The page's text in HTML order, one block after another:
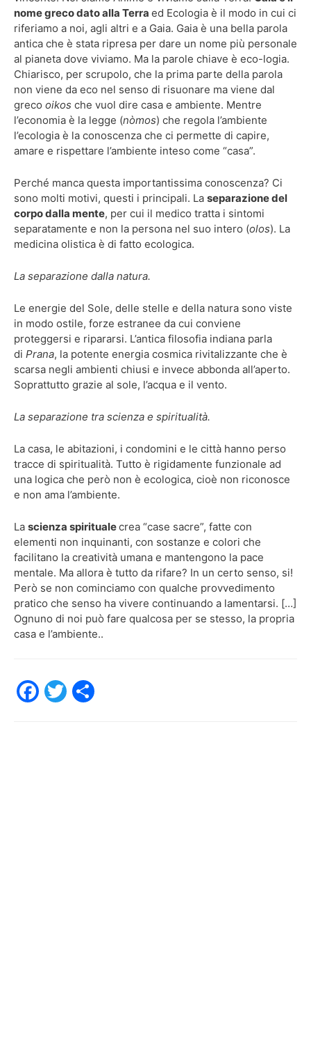
nome greco dato alla Terra ed Ecologia è il modo in cui ci
riferiamo a noi, agli altri e a Gaia. Gaia è una bella parola
antica che è stata ripresa per dare un nome più personale
al pianeta dove viviamo. Ma la parole chiave è eco-logia.
Chiarisco, per scrupolo, che la prima parte della parola
non viene da eco nel senso di risuonare ma viene dal
greco oikos che vuol dire casa e ambiente. Mentre
l’economia è la legge (nòmos) che regola l’ambiente
l’ecologia è la conoscenza che ci permette di capire,
amare e rispettare l’ambiente inteso come “casa”.
Perché manca questa importantissima conoscenza? Ci
sono molti motivi, questi i principali. La separazione del
corpo dalla mente, per cui il medico tratta i sintomi
separatamente e non la persona nel suo intero (olos). La
medicina olistica è di fatto ecologica.
La separazione dalla natura.
Le energie del Sole, delle stelle e della natura sono viste
in modo ostile, forze estranee da cui conviene
proteggersi e ripararsi. L’antica filosofia indiana parla
di Prana, la potente energia cosmica rivitalizzante che è
scarsa negli ambienti chiusi e invece abbonda all’aperto.
Soprattutto grazie al sole, l’acqua e il vento.
La separazione tra scienza e spiritualità.
La casa, le abitazioni, i condomini e le città hanno perso
tracce di spiritualità. Tutto è rigidamente funzionale ad
una logica che però non è ecologica, cioè non riconosce
e non ama l’ambiente.
La scienza spiritualecrea “case sacre”, fatte con
elementi non inquinanti, con sostanze e colori che
facilitano la creatività umana e mantengono la pace
mentale. Ma allora è tutto da rifare? In un certo senso, si!
Però se non cominciamo con qualche provvedimento
pratico che senso ha vivere continuando a lamentarsi. […]
Ognuno di noi può fare qualcosa per se stesso, la propria
casa e l’ambiente..
F
T